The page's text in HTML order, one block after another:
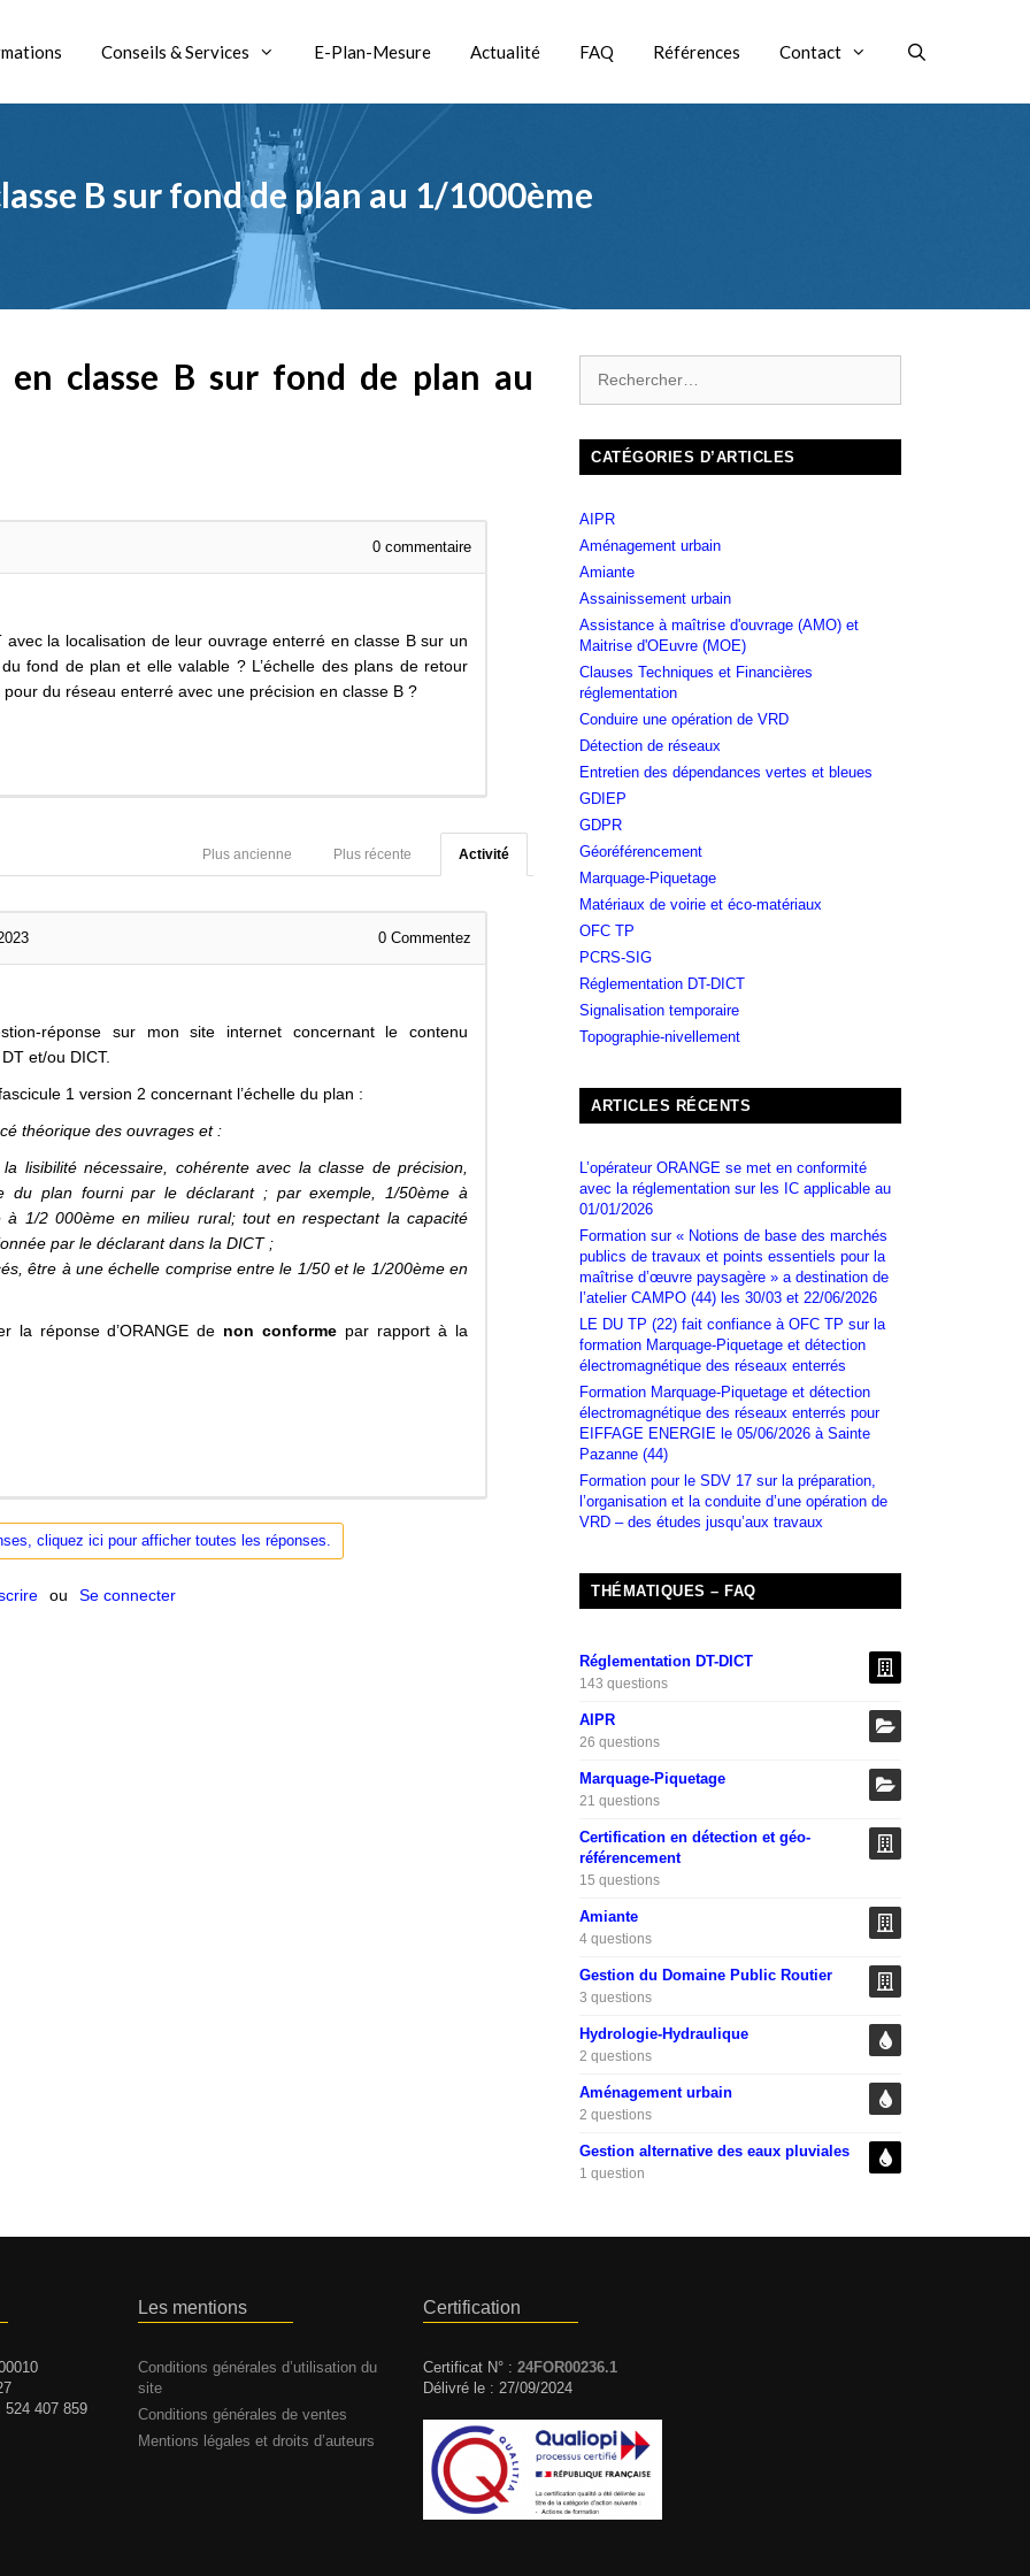
Conseils & Services E-Plan-Mesure Actualité FAQ Références Contact
B sur fond de plan au 1/1000ème
classe B sur fond de plan au
0 commentaire
la localisation de leur ouvrage enterré en classe B sur un
fond de plan et elle valable ? L’échelle des plans de retour
du réseau enterré avec une précision en classe B ?
Activité
Plus récente
Plus ancienne
0 Commentez
réponse sur mon site internet concernant le contenu
et/ou DICT.
1 version 2 concernant l’échelle du plan :
théorique des ouvrages et :
lisibilité nécessaire, cohérente avec la classe de précision,
du plan fourni par le déclarant ; par exemple, 1/50ème à
à 1/2 000ème en milieu rural; tout en respectant la capacité
par le déclarant dans la DICT ;
être à une échelle comprise entre le 1/50 et le 1/200ème en
la réponse d’ORANGE de non conforme par rapport à la
cliquez ici pour afficher toutes les réponses.
ou Se connecter
CATÉGORIES D’ARTICLES
AIPR
Aménagement urbain
Amiante
Assainissement urbain
Assistance à maîtrise d'ouvrage (AMO) et
Maitrise d'OEuvre (MOE)
Clauses Techniques et Financières
réglementation
Conduire une opération de VRD
Détection de réseaux
Entretien des dépendances vertes et bleues
GDIEP
GDPR
Géoréférencement
Marquage-Piquetage
Matériaux de voirie et éco-matériaux
OFC TP
PCRS-SIG
Réglementation DT-DICT
Signalisation temporaire
Topographie-nivellement
ARTICLES RÉCENTS
L’opérateur ORANGE se met en conformité
avec la réglementation sur les IC applicable au
01/01/2026
Formation sur « Notions de base des marchés
publics de travaux et points essentiels pour la
maîtrise d’œuvre paysagère » a destination de
l’atelier CAMPO (44) les 30/03 et 22/06/2026
LE DU TP (22) fait confiance à OFC TP sur la
formation Marquage-Piquetage et détection
électromagnétique des réseaux enterrés
Formation Marquage-Piquetage et détection
électromagnétique des réseaux enterrés pour
EIFFAGE ENERGIE le 05/06/2026 à Sainte
Pazanne (44)
Formation pour le SDV 17 sur la préparation,
l’organisation et la conduite d’une opération de
VRD – des études jusqu’aux travaux
THÉMATIQUES – FAQ
Réglementation DT-DICT
143 questions
AIPR
26 questions
Marquage-Piquetage
21 questions
Certification en détection et géo-
référencement
15 questions
Amiante
4 questions
Gestion du Domaine Public Routier
3 questions
Hydrologie-Hydraulique
2 questions
Aménagement urbain
2 questions
Gestion alternative des eaux pluviales
1 question
524 407 859
Les mentions
Conditions générales d’utilisation du
site
Conditions générales de ventes
Mentions légales et droits d’auteurs
Certification
Certificat N° : 24FOR00236.1
Délivré le : 27/09/2024